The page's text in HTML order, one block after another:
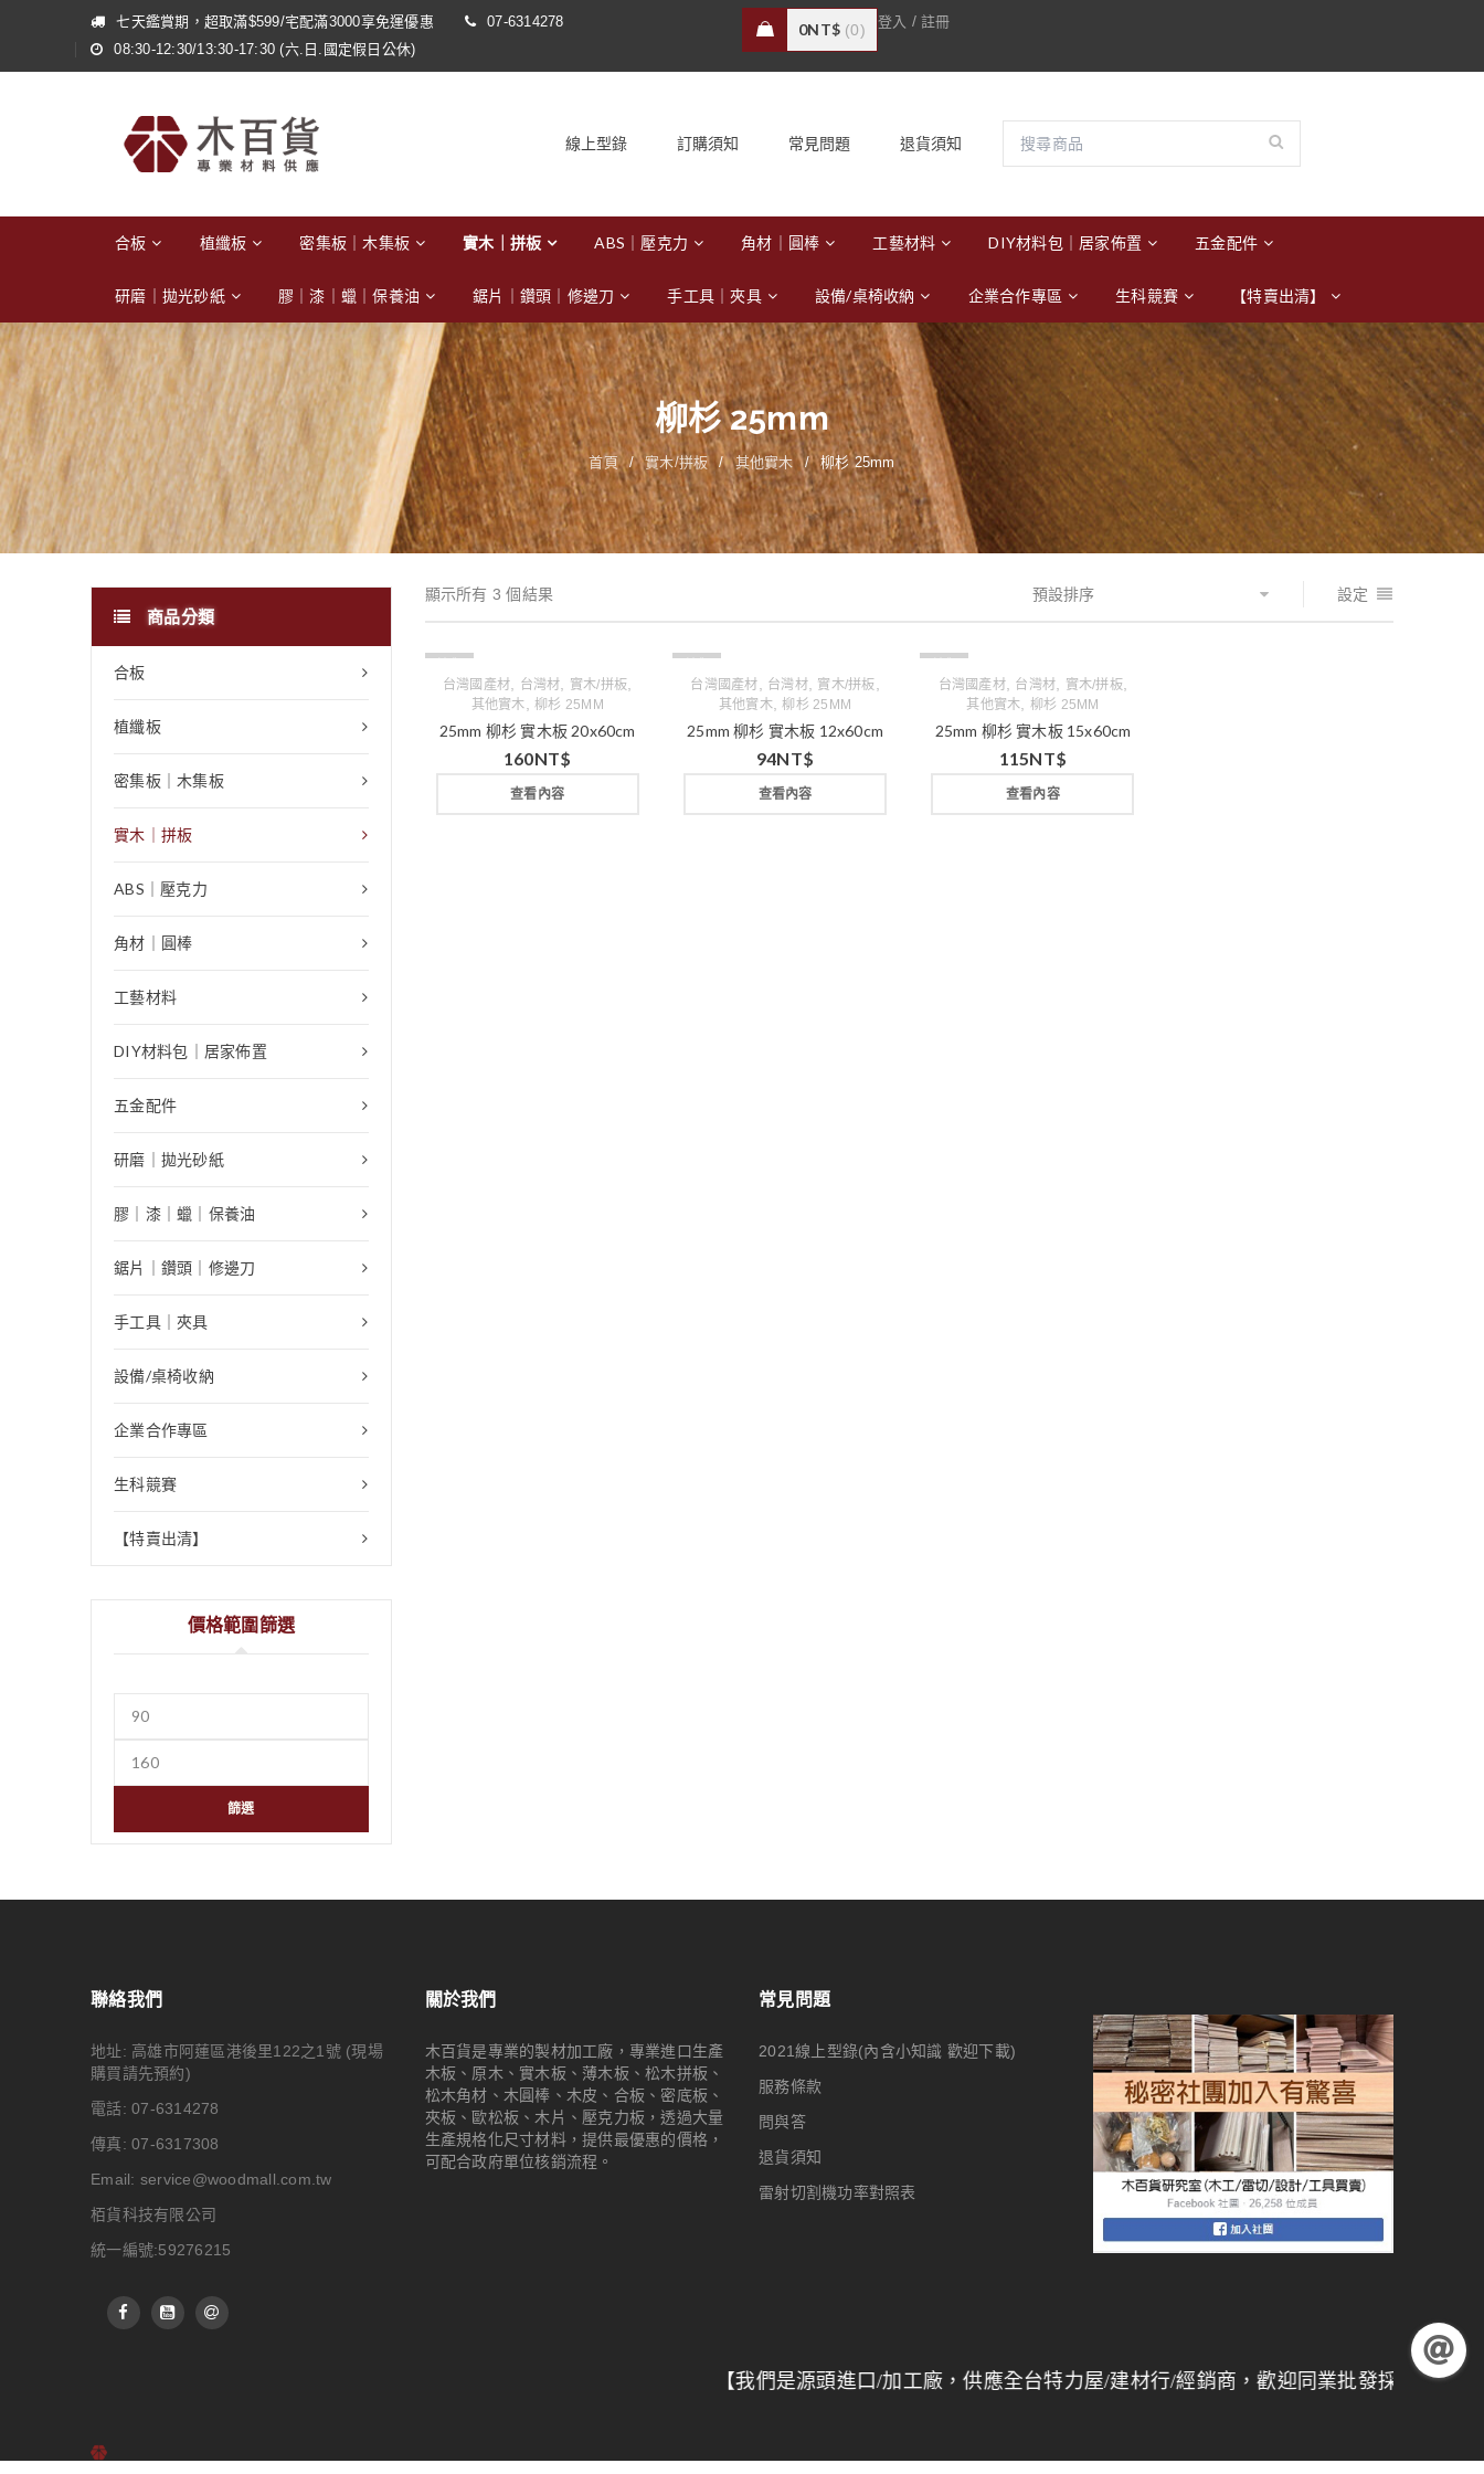
七天鑑賞期，超取滿$599/宅配滿3000享免運優惠
07-6314278
08:30-12:30/13:30-17:30 (六.日.國定假日公休)
0NT$ 0 登入 / 註冊
線上型錄 訂購須知 常見問題 退貨須知
合板 植纖板 密集板｜木集板 實木｜拼板 ABS｜壓克力 角材｜圓棒 工藝材料 DIY材料包｜居家佈置 五金配件
研磨｜拋光砂紙 膠｜漆｜蠟｜保養油 鋸片｜鑽頭｜修邊刀 手工具｜夾具 設備/桌椅收納 企業合作專區 生科競賽 【特賣出清】
柳杉 25mm
首頁 / 實木/拼板 / 其他實木 / 柳杉 25mm
商品分類
合板
植纖板
密集板｜木集板
實木｜拼板
ABS｜壓克力
角材｜圓棒
工藝材料
DIY材料包｜居家佈置
五金配件
研磨｜拋光砂紙
膠｜漆｜蠟｜保養油
鋸片｜鑽頭｜修邊刀
手工具｜夾具
設備/桌椅收納
企業合作專區
生科競賽
【特賣出清】
價格範圍篩選
篩選
顯示所有 3 個結果 設定
預設排序
台灣國產材 台灣材 實木/拼板
其他實木 ,柳杉 25MM
25mm 柳杉 實木板 20x60cm
160NT$
查看內容
台灣國產材 台灣材, 實木/拼板
其他實木,柳杉 25MM
25mm 柳杉 實木板 12x60cm
94NT$
查看內容
台灣國產材, 台灣材 實木/拼板,
其他實木 柳杉 25MM
25mm 柳杉 實木板 15x60cm
115NT$
查看內容
聯絡我們
地址: 高雄市阿蓮區港後里122之1號 (現場
購買請先預約)
電話: 07-6314278
傳真: 07-6317308
Email: service@woodmall.com.tw
栢貨科技有限公司
統一編號:59276215
關於我們
木百貨是專業的製材加工廠，專業進口生產
木板、原木、實木板、薄木板、松木拼板、
松木角材、木圓棒、木皮、合板、密底板、
夾板、歐松板、木片、壓克力板，透過大量
生產規格化尺寸材料，提供最優惠的價格，
可配合政府單位核銷流程。
常見問題
2021線上型錄(內含小知識 歡迎下載)
服務條款
問與答
退貨須知
雷射切割機功率對照表
【我們是源頭進口/加工廠，供應全台特力屋/建材行/經銷商，歡迎同業批發採購，量大另有折扣